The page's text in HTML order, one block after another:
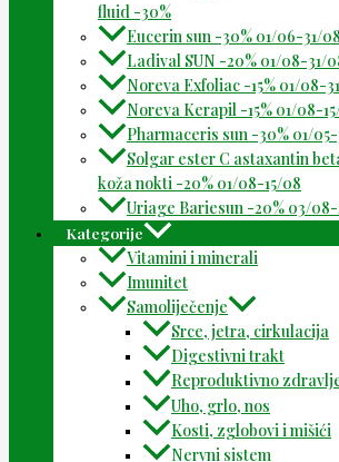
fluid -30%
Eucerin sun -30% 01/06-31/08
Ladival SUN -20% 01/08-31/
Noreva Exfoliac -15% 01/08-
Noreva Kerapil -15% 01/08-
Pharmaceris sun -30% 01/
Solgar ester C astaxantin
koža nokti -20% 01/08-15/08
Uriage Bariesun -20% 03/
Kategorije
Vitamini i minerali
Imunitet
Samoliječenje
Srce, jetra, cirkulacija
Digestivni trakt
Reproduktivno
Uho, grlo, nos
Kosti, zglobovi i mišići
Nervni sistem